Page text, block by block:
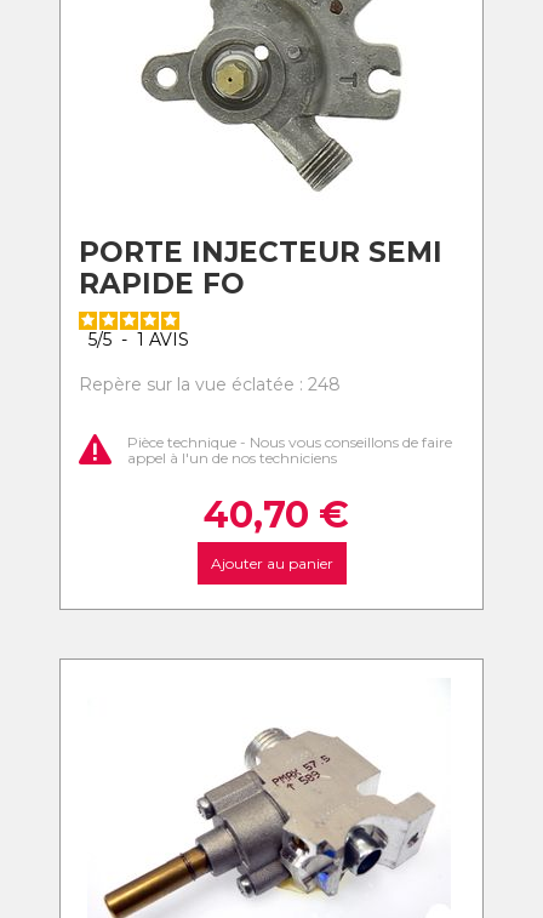
PORTE INJECTEUR SEMI
RAPIDE FO
5/5 - 1 AVIS
Repère sur la vue éclatée : 248
Pièce technique - Nous vous conseillons de faire
appel à l'un de nos techniciens
40,70 €
Ajouter au panier